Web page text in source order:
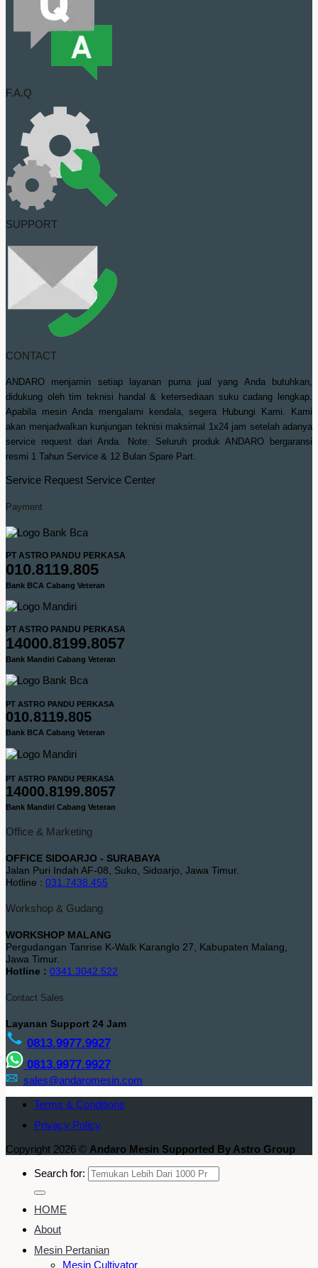
F.A.Q
SUPPORT
CONTACT
ANDARO menjamin setiap layanan purna jual yang Anda butuhkan,
didukung oleh tim teknisi handal & ketersediaan suku cadang lengkap.
Apabila mesin Anda mengalami kendala, segera Hubungi Kami. Kami
akan menjadwalkan kunjungan teknisi maksimal 1x24 jam setelah adanya
service request dari Anda. Note: Seluruh produk ANDARO bergaransi
resmi 1 Tahun Service & 12 Bulan Spare Part.
Service Request Service Center
Payment
PT ASTRO PANDU PERKASA
010.8119.805
Bank BCA Cabang Veteran
PT ASTRO PANDU PERKASA
14000.8199.8057
Bank Mandiri Cabang Veteran
PT ASTRO PANDU PERKASA
010.8119.805
Bank BCA Cabang Veteran
PT ASTRO PANDU PERKASA
14000.8199.8057
Bank Mandiri Cabang Veteran
Office & Marketing
OFFICE SIDOARJO - SURABAYA
Jalan Puri Indah AF-08, Suko, Sidoarjo, Jawa Timur.
Hotline : 031.7438.455
Workshop & Gudang
WORKSHOP MALANG
Pergudangan Tanrise K-Walk Karanglo 27, Kabupaten Malang,
Jawa Timur.
Hotline : 0341.3042.522
Contact Sales
Layanan Support 24 Jam
0813.9977.9927
0813.9977.9927
sales@andaromesin.com
Terms & Conditions
Privacy Policy
Copyright 2026 © Andaro Mesin Supported By Astro Group
Search for:
HOME
About
Mesin Pertanian
Mesin Cultivator